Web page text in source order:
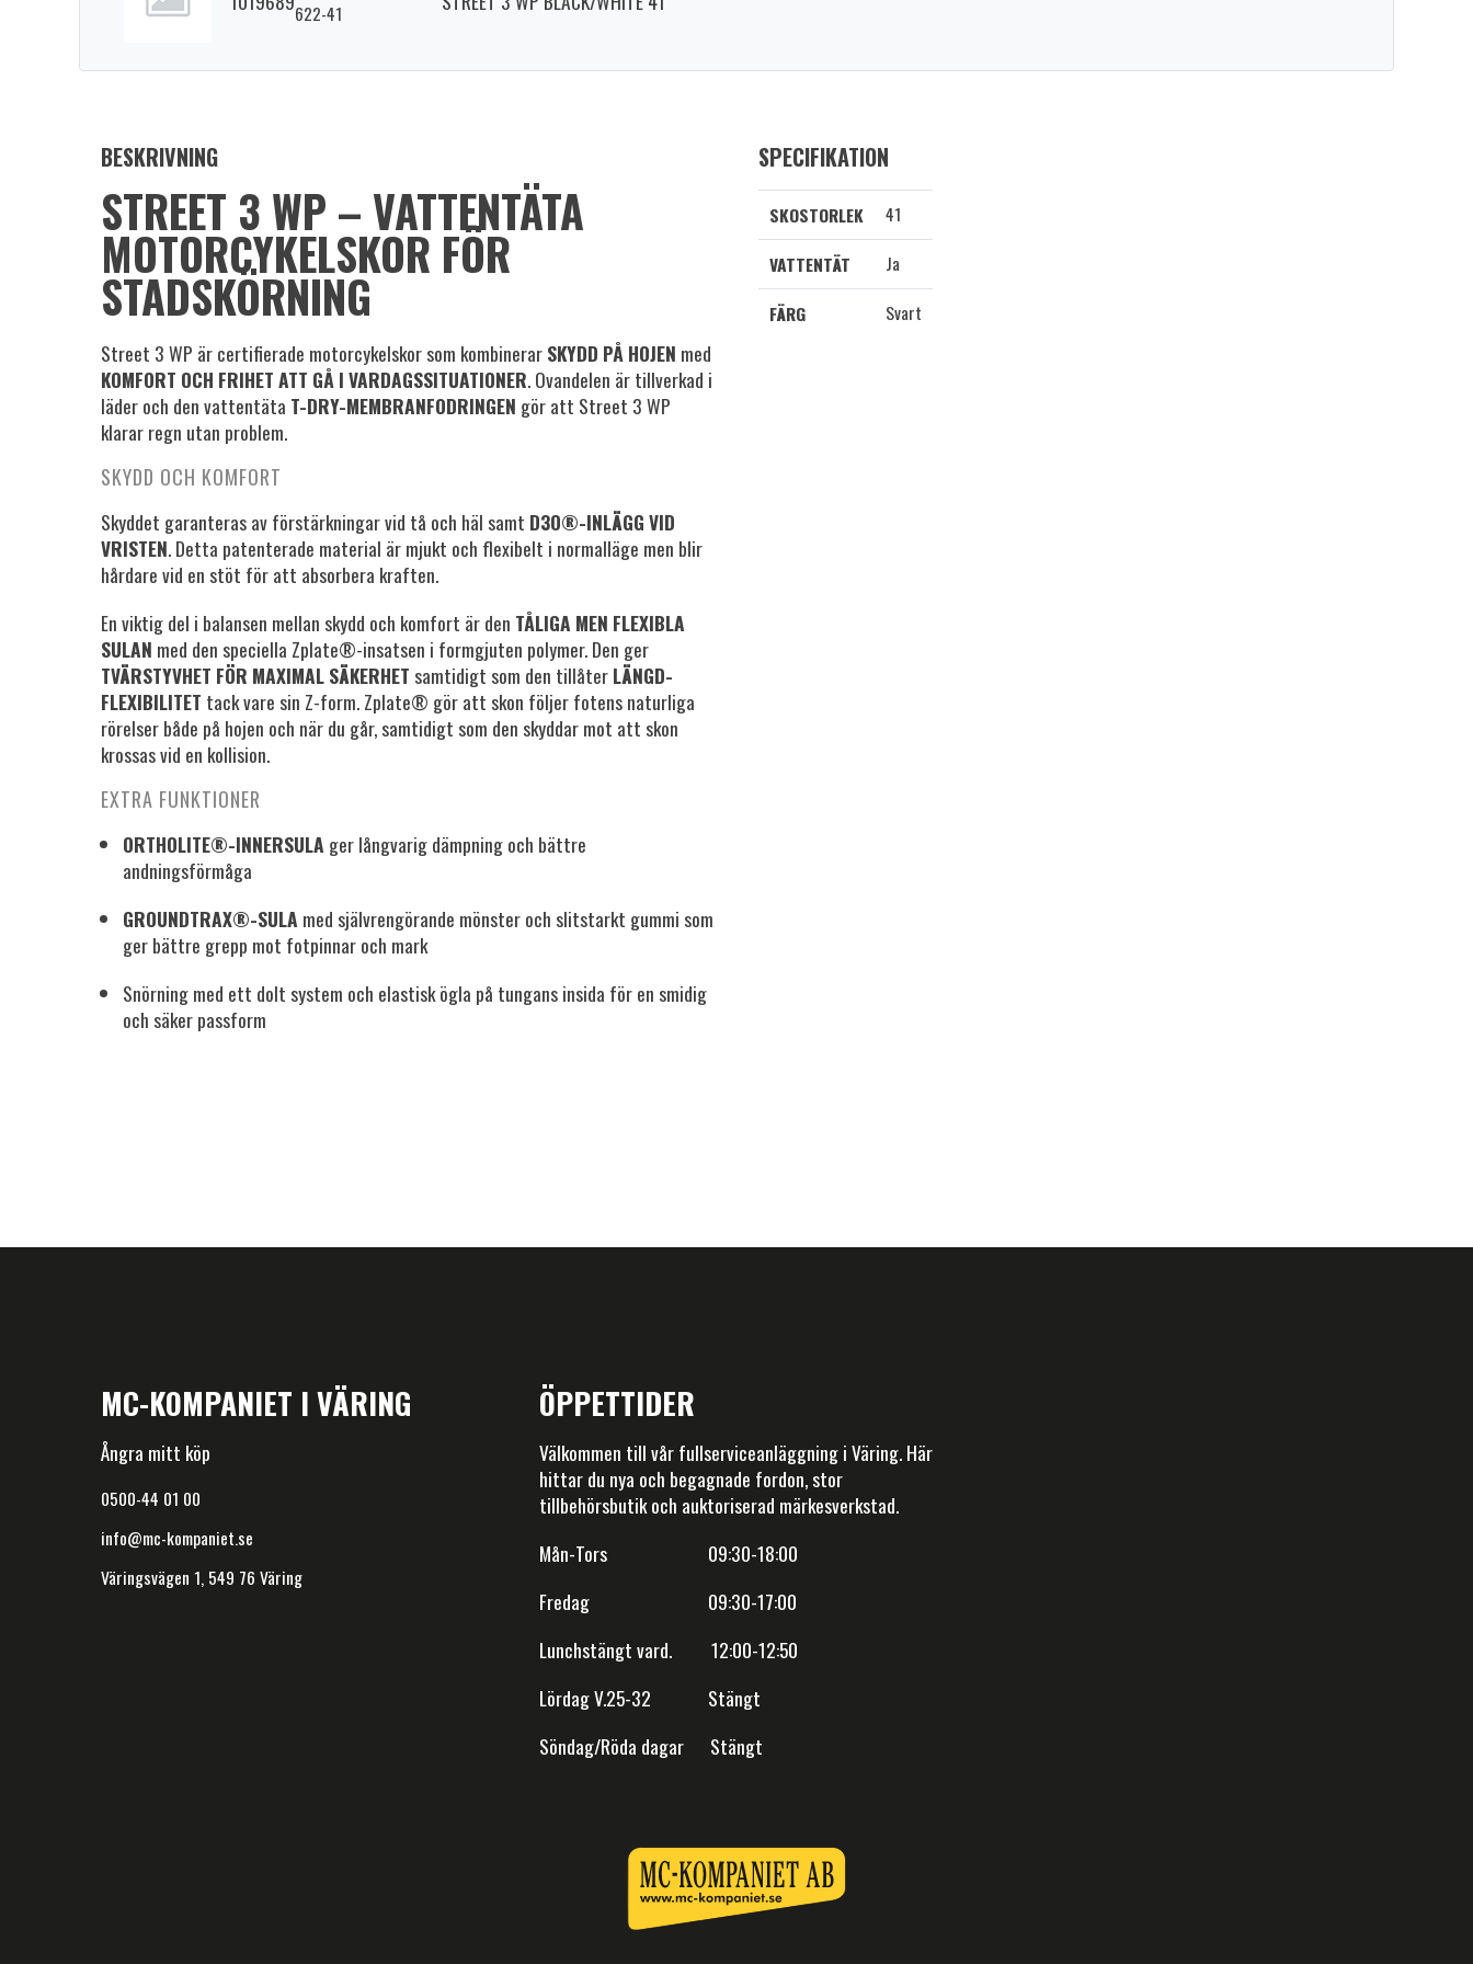
622-41
BESKRIVNING
STREET 3 WP – VATTENTÄTA
MOTORCYKELSKOR FÖR
STADSKÖRNING
Street 3 WP är certifierade motorcykelskor som kombinerarSKYDD PÅ HOJEN med
KOMFORT OCH FRIHET ATT GÅ I VARDAGSSITUATIONER. Ovandelen är tillverkad i
läder och den vattentäta T-DRY-MEMBRANFODRINGEN gör att Street 3 WP
klarar regn utan problem.
SKYDD OCH KOMFORT
Skyddet garanteras av förstärkningar vid tå och häl samt D3O®-INLÄGG VID
VRISTEN. Detta patenterade material är mjukt och flexibelt i normalläge men blir
hårdare vid en stöt för att absorbera kraften.
En viktig del i balansen mellan skydd och komfort är den TÅLIGA MEN FLEXIBLA
SULAN med den speciella Zplate®-insatsen i formgjuten polymer. Den ger
TVÄRSTYVHET FÖR MAXIMAL SÄKERHET samtidigt som den tillåterLÄNGD-
FLEXIBILITET tack vare sin Z-form. Zplate® gör att skon följer fotens naturliga
rörelser både på hojen och när du går, samtidigt som den skyddar mot att skon
krossas vid en kollision.
EXTRA FUNKTIONER
ORTHOLITE®-INNERSULA ger långvarig dämpning och bättre
andningsförmåga
GROUNDTRAX®-SULA med självrengörande mönster och slitstarkt gummi som
ger bättre grepp mot fotpinnar och mark
Snörning med ett dolt system och elastisk ögla på tungans insida för en smidig
och säker passform
SPECIFIKATION
SKOSTORLEK
41
VATTENTÄT
Ja
FÄRG
Svart
MC-KOMPANIET I VÄRING
Ångra mitt köp
0500-44 01 00
info@mc-kompaniet.se
Väringsvägen 1, 549 76 Väring
ÖPPETTIDER
Välkommen till vår fullserviceanläggning i Väring. Här
hittar du nya och begagnade fordon, stor
tillbehörsbutik och auktoriserad märkesverkstad.
Mån-Tors 09:30-18:00
Fredag 09:30-17:00
Lunchstängt vard. 12:00-12:50
Lördag V.25-32 Stängt
Söndag/Röda dagar Stängt